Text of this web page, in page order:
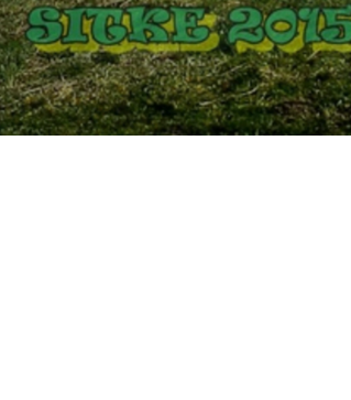
Letölthető
Anyagok